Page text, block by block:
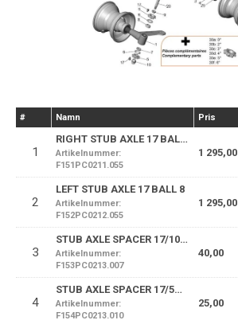
# Namn Pris
1
RIGHT STUB AXLE 17 BALL 8
Artikelnummer:
F151PC0211.055
1 295,00
2
LEFT STUB AXLE 17 BALL 8
Artikelnummer:
F152PC0212.055
1 295,00
3
STUB AXLE SPACER 17/10mm
Artikelnummer:
F153PC0213.007
40,00
4
STUB AXLE SPACER 17/5mm
Artikelnummer:
F154PC0213.010
25,00